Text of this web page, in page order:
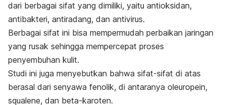
dari berbagai sifat yang dimiliki, yaitu antioksidan,
antibakteri, antiradang, dan antivirus.
Berbagai sifat ini bisa mempermudah perbaikan jaringan
yang rusak sehingga mempercepat proses
penyembuhan kulit.
Studi ini juga menyebutkan bahwa sifat-sifat di atas
berasal dari senyawa fenolik, di antaranya oleuropein,
squalene, dan beta-karoten.